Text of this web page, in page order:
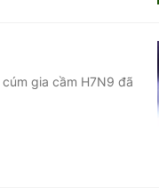
gia cầm H7N9 đã